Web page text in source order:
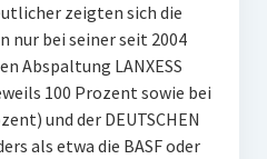
zeigten sich die
nur bei seiner seit 2004
Abspaltung LANXESS
100 Prozent sowie bei
und der DEUTSCHEN
als etwa die BASF oder